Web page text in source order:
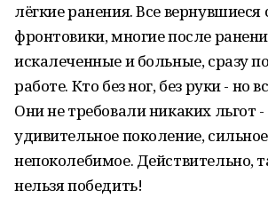
лёгкие ранения. Все вернувшиеся
фронтовики, многие после
искалеченные и больные, сразу
работе. Кто без ног, без руки - но
Они не требовали никаких льгот
удивительное поколение,
непоколебимое. Действительно,
нельзя победить!